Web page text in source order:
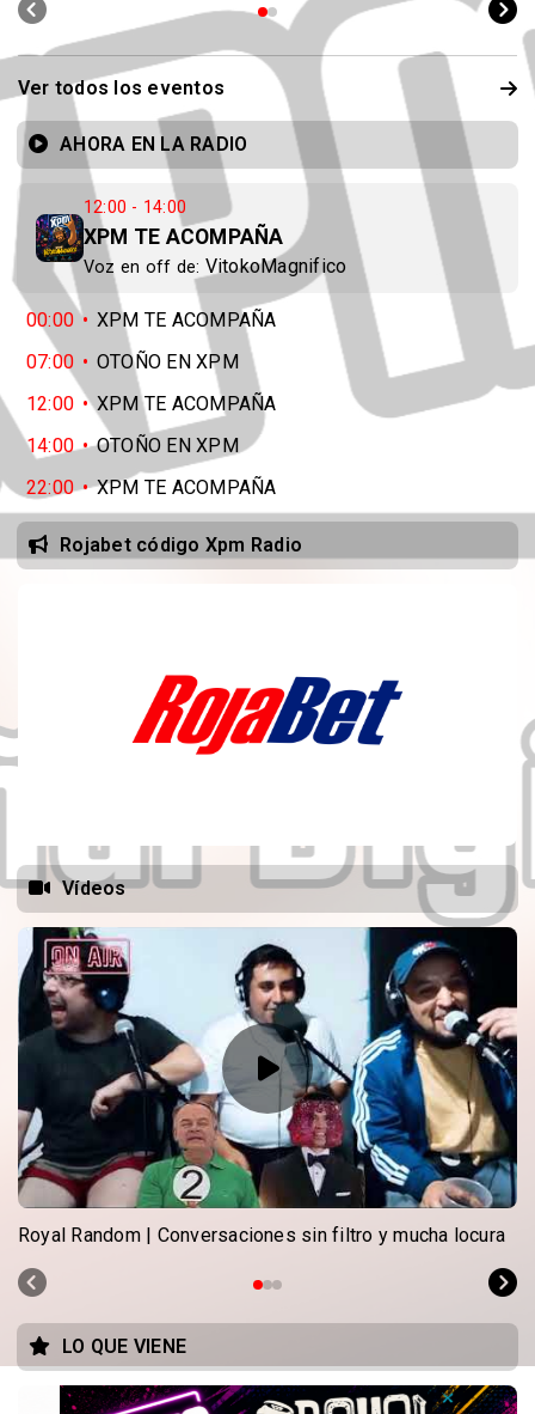
Ver todos los eventos
AHORA EN LA RADIO
12:00 - 14:00
XPM TE ACOMPAÑA
Voz en off de: VitokoMagnifico
00:00
XPM TE ACOMPAÑA
07:00
OTOÑO EN XPM
12:00
XPM TE ACOMPAÑA
14:00
OTOÑO EN XPM
22:00
XPM TE ACOMPAÑA
Rojabet código Xpm Radio
Vídeos
Royal Random | Conversaciones sin filtro y mucha locura ️
LO QUE VIENE